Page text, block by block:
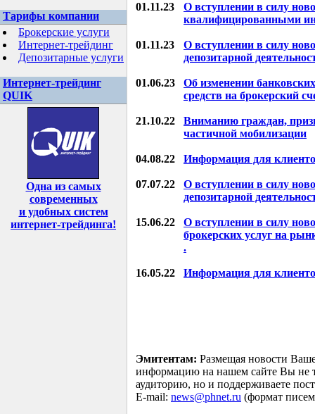
Тарифы компании
Брокерские услуги
Интернет-трейдинг
Депозитарные услуги
Интернет-трейдинг
QUIK
Одна из самых
современных
и удобных систем
интернет-трейдинга!
01.11.23
О вступлении в силу
квалифицированными
01.11.23
О вступлении в силу
депозитарной
01.06.23
Об изменении
средств на брокерский
21.10.22
Вниманию граждан,
частичной мобилизации
04.08.22 Информация для
07.07.22
О вступлении в силу
депозитарной
15.06.22
О вступлении в силу
брокерских услуг на
.
16.05.22 Информация для
Эмитентам: Размещая новости
информацию на нашем сайте Вы не
аудиторию, но и поддерживаете
E-mail: news@phnet.ru (формат